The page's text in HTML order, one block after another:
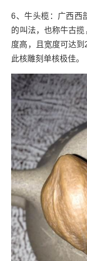
6、牛头榄：广西西
的叫法，也称牛古
度高，且宽度可达到
此核雕刻单核极佳。